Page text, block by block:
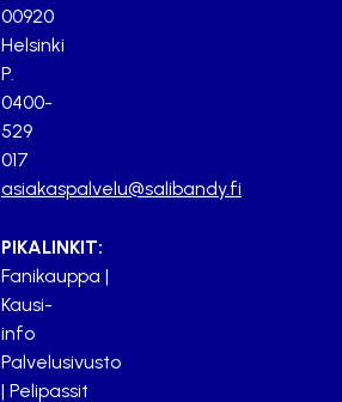
00920
Helsinki
P.
0400-
529
017
asiakaspalvelu@salibandy.fi
PIKALINKIT:
Fanikauppa |
Kausi-
info
Palvelusivusto
| Pelipassit